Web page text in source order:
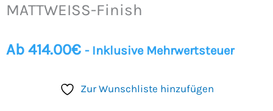
MATTWEISS-Finish
Ab 414.00€ - Inklusive Mehrwertsteuer
Zur Wunschliste hinzufügen